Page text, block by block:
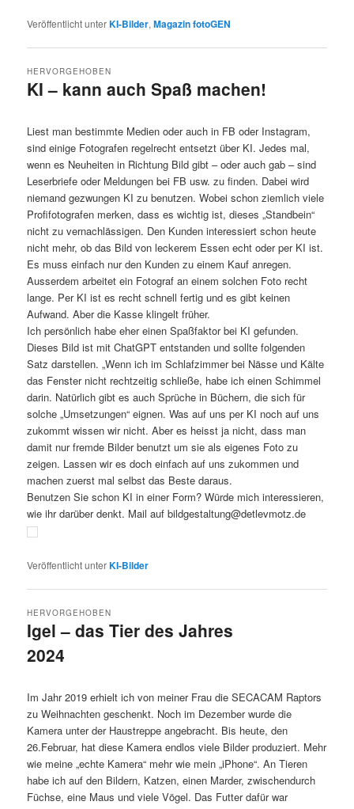
Veröffentlicht unterKI-Bilder,Magazin fotoGEN
KI – kann auch Spaß machen!
HERVORGEHOBEN
Liest man bestimmte Medien oder auch in FB oder Instagram,
sind einige Fotografen regelrecht entsetzt über KI. Jedes mal,
wenn es Neuheiten in Richtung Bild gibt – oder auch gab – sind
Leserbriefe oder Meldungen bei FB usw. zu finden. Dabei wird
niemand gezwungen KI zu benutzen. Wobei schon ziemlich viele
Profifotografen merken, dass es wichtig ist, dieses „Standbein“
nicht zu vernachlässigen. Den Kunden interessiert schon heute
nicht mehr, ob das Bild von leckerem Essen echt oder per KI ist.
Es muss einfach nur den Kunden zu einem Kauf anregen.
Ausserdem arbeitet ein Fotograf an einem solchen Foto recht
lange. Per KI ist es recht schnell fertig und es gibt keinen
Aufwand. Aber die Kasse klingelt früher.
Ich persönlich habe eher einen Spaßfaktor bei KI gefunden.
Dieses Bild ist mit ChatGPT entstanden und sollte folgenden
Satz darstellen. „Wenn ich im Schlafzimmer bei Nässe und Kälte
das Fenster nicht rechtzeitig schließe, habe ich einen Schimmel
darin. Natürlich gibt es auch Sprüche in Büchern, die sich für
solche „Umsetzungen“ eignen. Was auf uns per KI noch auf uns
zukommt wissen wir nicht. Aber es heisst ja nicht, dass man
damit nur fremde Bilder benutzt um sie als eigenes Foto zu
zeigen. Lassen wir es doch einfach auf uns zukommen und
machen zuerst mal selbst das Beste daraus.
Benutzen Sie schon KI in einer Form? Würde mich interessieren,
wie ihr darüber denkt. Mail auf bildgestaltung@detlevmotz.de
Veröffentlicht unterKI-Bilder
Igel – das Tier des Jahres
2024
HERVORGEHOBEN
Im Jahr 2019 erhielt ich von meiner Frau die SECACAM Raptors
zu Weihnachten geschenkt. Noch im Dezember wurde die
Kamera unter der Haustreppe angebracht. Bis heute, den
26.Februar, hat diese Kamera endlos viele Bilder produziert. Mehr
wie meine „echte Kamera“ mehr wie mein „iPhone“. An Tieren
habe ich auf den Bildern, Katzen, einen Marder, zwischendurch
Füchse, eine Maus und viele Vögel. Das Futter dafür war